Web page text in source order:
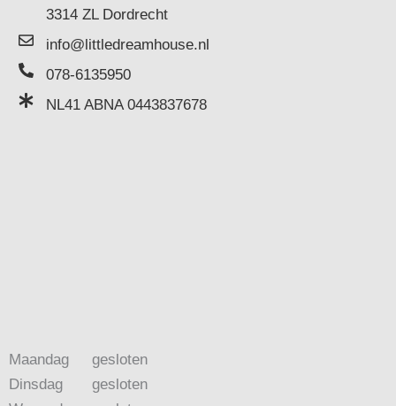
3314 ZL Dordrecht
info@littledreamhouse.nl
078-6135950
NL41 ABNA 0443837678
Maandag
Dinsdag
gesloten
gesloten